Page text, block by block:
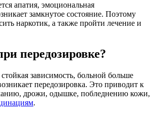
апатия, эмоциональная
замкнутое состояние. Поэтому
наркотик, а также пройти лечение и
передозировке?
зависимость, больной больше
передозировка. Это приводит к
дрожи, одышке, побледнению кожи,
.